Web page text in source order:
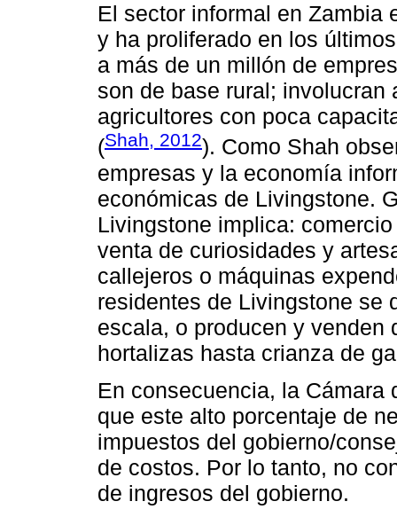
El sector informal en Zambia
y ha proliferado en los
a más de un millón de
son de base rural;
agricultores con poca
(Shah, 2012). Como Shah
empresas y la economía
económicas de Livingstone.
Livingstone implica:
venta de curiosidades y
callejeros o máquinas
residentes de Livingstone se
escala, o producen y
hortalizas hasta crianza de
En consecuencia, la Cámara
que este alto porcentaje de
impuestos del gobierno/
de costos. Por lo tanto, no
de ingresos del gobierno.